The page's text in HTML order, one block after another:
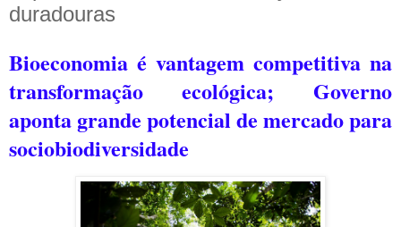
duradouras
Bioeconomia é vantagem competitiva na
transformação ecológica; Governo
aponta grande potencial de mercado para
sociobiodiversidade